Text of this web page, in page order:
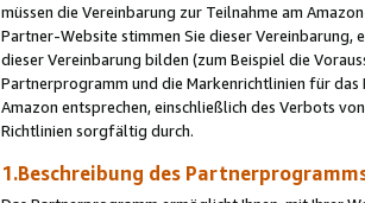
müssen die Vereinbarung zur Teilnahme am
Partner-Website stimmen Sie dieser Vereinbarung,
dieser Vereinbarung bilden (zum Beispiel die
Partnerprogramm und die Markenrichtlinien für
Amazon entsprechen, einschließlich des Verbots
Richtlinien sorgfältig durch.
1.Beschreibung des